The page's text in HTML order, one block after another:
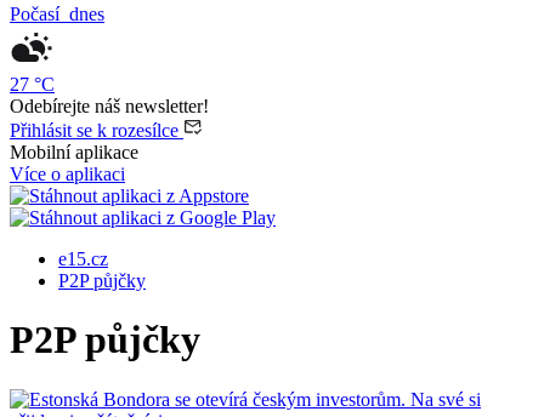
Počasí dnes
27 °C
Odebírejte náš newsletter!
Přihlásit se k rozesílce
Mobilní aplikace
Více o aplikaci
e15.cz
P2P půjčky
P2P půjčky